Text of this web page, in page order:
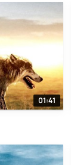
01:41